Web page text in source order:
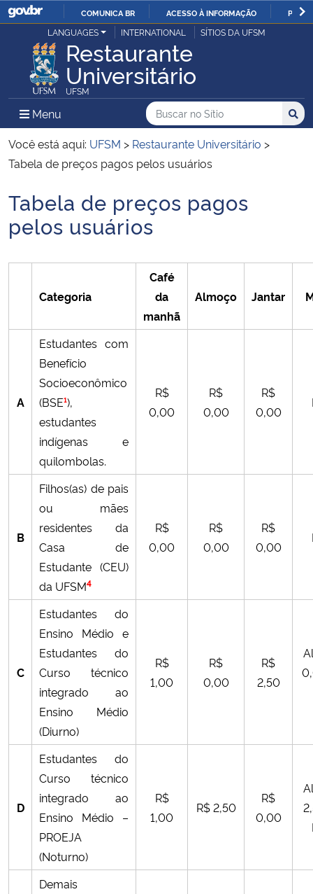
IR
PARA
O
COMUNICA BR ACESSO À INFORMAÇÃO
Ministério da Justiça e Segurança Pública
Ministério da Defesa
Ministério das Relações Exteriores
Ministério da Infraestrutura
Ministério da Saúde
Ministério de Minas e Energia
Ministério da Ciência, Tecnologia, Inovações e Comunicações
Ministério do Meio Ambiente
Ministério do Turismo
Ministério do Desenvolvimento Regional
Controladoria-Geral da União
Ministério da Mulher, da Família e dos Direitos Humanos
Secretaria-Geral
Secretaria de Governo
Gabinete de Segurança Institucional
Banco Central do Brasil
LANGUAGES INTERNATIONAL SÍTIOS DA UFSM
Restaurante
Universitário
UFSM
Menu Menu Principal do Sítio
Busca
Buscar no no Sítio
Busca:
Você está aqui: UFSM > Restaurante Universitário >
Tabela de preços pagos pelos usuários
Início do conteúdo
Tabela de preços pagos
pelos usuários
Categoria
Café
da
manhã
Almoço Jantar
A
Estudantes com
Benefício
Socioeconômico
(BSE¹),
estudantes
indígenas e
quilombolas.
R$
0,00
R$
0,00
R$
0,00
B
Filhos(as) de pais
ou mães
residentes da
Casa de
Estudante (CEU)
da UFSM4
R$
0,00
R$
0,00
R$
0,00
C
Estudantes do
Ensino Médio e
Estudantes do
Curso técnico
integrado ao
Ensino Médio
(Diurno)
R$
1,00
R$
0,00
R$
2,50
D
Estudantes do
Curso técnico
integrado ao
Ensino Médio –
PROEJA
(Noturno)
R$
1,00
R$ 2,50
R$
0,00
Demais